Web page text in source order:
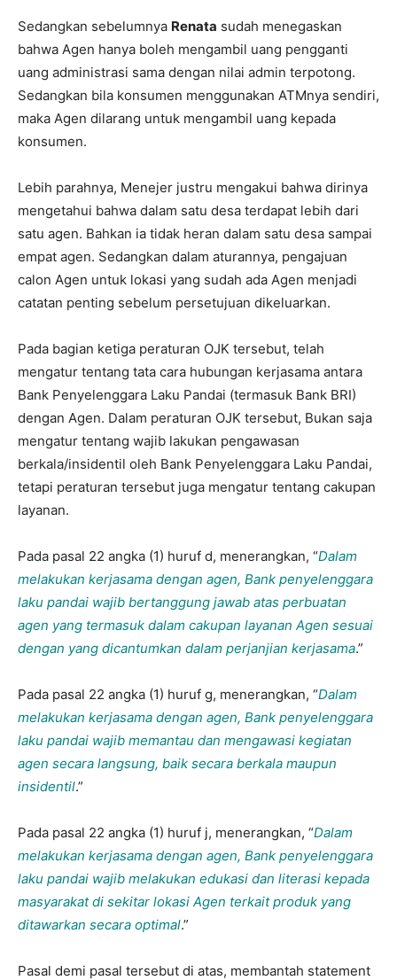
Sedangkan sebelumnya Renata sudah menegaskan
bahwa Agen hanya boleh mengambil uang pengganti
uang administrasi sama dengan nilai admin terpotong.
Sedangkan bila konsumen menggunakan ATMnya sendiri,
maka Agen dilarang untuk mengambil uang kepada
konsumen.
Lebih parahnya, Menejer justru mengakui bahwa dirinya
mengetahui bahwa dalam satu desa terdapat lebih dari
satu agen. Bahkan ia tidak heran dalam satu desa sampai
empat agen. Sedangkan dalam aturannya, pengajuan
calon Agen untuk lokasi yang sudah ada Agen menjadi
catatan penting sebelum persetujuan dikeluarkan.
Pada bagian ketiga peraturan OJK tersebut, telah
mengatur tentang tata cara hubungan kerjasama antara
Bank Penyelenggara Laku Pandai (termasuk Bank BRI)
dengan Agen. Dalam peraturan OJK tersebut, Bukan saja
mengatur tentang wajib lakukan pengawasan
berkala/insidentil oleh Bank Penyelenggara Laku Pandai,
tetapi peraturan tersebut juga mengatur tentang cakupan
layanan.
Pada pasal 22 angka (1) huruf d, menerangkan, “Dalam
melakukan kerjasama dengan agen, Bank penyelenggara
laku pandai wajib bertanggung jawab atas perbuatan
agen yang termasuk dalam cakupan layanan Agen sesuai
dengan yang dicantumkan dalam perjanjian kerjasama.”
Pada pasal 22 angka (1) huruf g, menerangkan, “Dalam
melakukan kerjasama dengan agen, Bank penyelenggara
laku pandai wajib memantau dan mengawasi kegiatan
agen secara langsung, baik secara berkala maupun
insidentil.”
Pada pasal 22 angka (1) huruf j, menerangkan, “Dalam
melakukan kerjasama dengan agen, Bank penyelenggara
laku pandai wajib melakukan edukasi dan literasi kepada
masyarakat di sekitar lokasi Agen terkait produk yang
ditawarkan secara optimal.”
Pasal demi pasal tersebut di atas, membantah statement